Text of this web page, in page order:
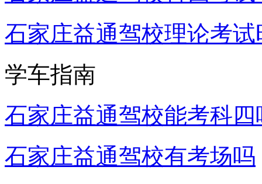
石家庄益通驾校理论考试
学车指南
石家庄益通驾校能考科四
石家庄益通驾校有考场吗